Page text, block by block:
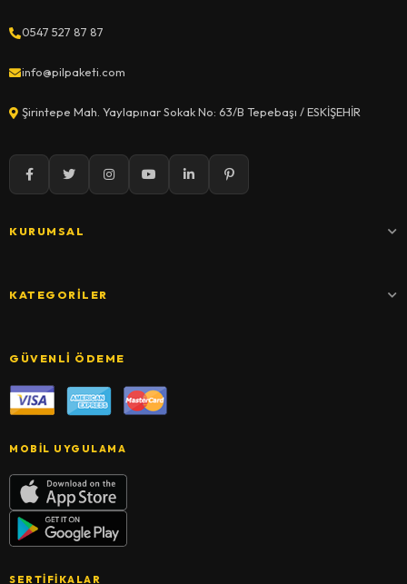
0547 527 87 87
info@pilpaketi.com
Şirintepe Mah. Yaylapınar Sokak No: 63/B Tepebaşı / ESKİŞEHİR
KURUMSAL
KATEGORILER
GÜVENLI ÖDEME
MOBIL UYGULAMA
SERTIFIKALAR